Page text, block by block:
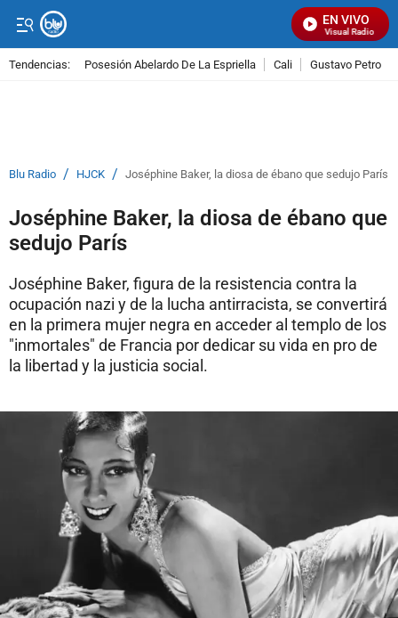
EN VIVO
Señal Visual Radio
Tendencias: Posesión Abelardo De La Espriella Cali Gustavo Petro
Blu Radio / HJCK / Joséphine Baker, la diosa de ébano que sedujo París
Joséphine Baker, la diosa de ébano que
sedujo París
Joséphine Baker, figura de la resistencia contra la
ocupación nazi y de la lucha antirracista, se convertirá
en la primera mujer negra en acceder al templo de los
"inmortales" de Francia por dedicar su vida en pro de
la libertad y la justicia social.